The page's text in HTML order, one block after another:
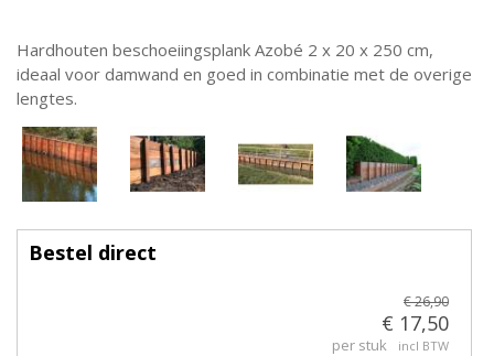
Hardhouten beschoeiingsplank Azobé 2 x 20 x 250 cm,
ideaal voor damwand en goed in combinatie met de overige
lengtes.
Bestel direct
€ 26,90
€ 17,50
per stuk incl BTW